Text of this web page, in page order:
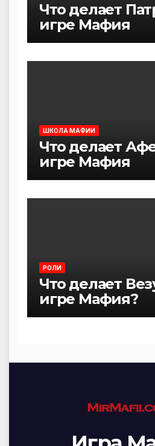
Что делает
игре Мафия
ШКОЛА МАФИИ
Что делает
игре Мафия
РОЛИ
Что делает
игре Мафия?